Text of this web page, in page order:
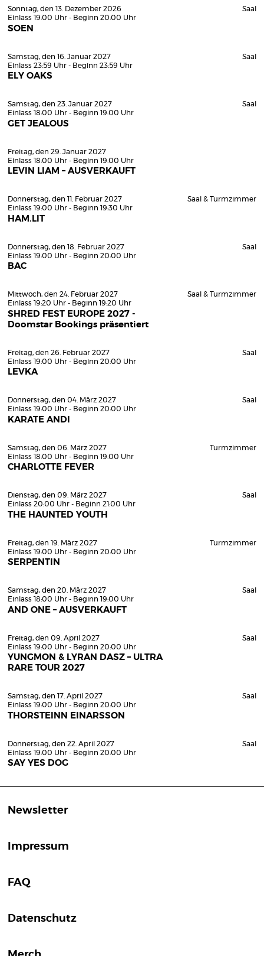
Sonntag, den 13. Dezember 2026
Einlass 19:00 Uhr - Beginn 20:00 Uhr
SOEN
Saal
Samstag, den 16. Januar 2027
Einlass 23:59 Uhr - Beginn 23:59 Uhr
ELY OAKS
Saal
Samstag, den 23. Januar 2027
Einlass 18:00 Uhr - Beginn 19:00 Uhr
GET JEALOUS
Saal
Freitag, den 29. Januar 2027
Einlass 18:00 Uhr - Beginn 19:00 Uhr
LEVIN LIAM – AUSVERKAUFT
Donnerstag, den 11. Februar 2027
Einlass 19:00 Uhr - Beginn 19:30 Uhr
HAM.LIT
Saal & Turmzimmer
Donnerstag, den 18. Februar 2027
Einlass 19:00 Uhr - Beginn 20:00 Uhr
BAC
Saal
Mittwoch, den 24. Februar 2027
Einlass 19:20 Uhr - Beginn 19:20 Uhr
SHRED FEST EUROPE 2027 -
Doomstar Bookings präsentiert
Saal & Turmzimmer
Freitag, den 26. Februar 2027
Einlass 19:00 Uhr - Beginn 20:00 Uhr
LEVKA
Saal
Donnerstag, den 04. März 2027
Einlass 19:00 Uhr - Beginn 20:00 Uhr
KARATE ANDI
Saal
Samstag, den 06. März 2027
Einlass 18:00 Uhr - Beginn 19:00 Uhr
CHARLOTTE FEVER
Turmzimmer
Dienstag, den 09. März 2027
Einlass 20:00 Uhr - Beginn 21:00 Uhr
THE HAUNTED YOUTH
Saal
Freitag, den 19. März 2027
Einlass 19:00 Uhr - Beginn 20:00 Uhr
SERPENTIN
Turmzimmer
Samstag, den 20. März 2027
Einlass 18:00 Uhr - Beginn 19:00 Uhr
AND ONE – AUSVERKAUFT
Saal
Freitag, den 09. April 2027
Einlass 19:00 Uhr - Beginn 20:00 Uhr
YUNGMON & LYRAN DASZ – ULTRA
RARE TOUR 2027
Saal
Samstag, den 17. April 2027
Einlass 19:00 Uhr - Beginn 20:00 Uhr
THORSTEINN EINARSSON
Saal
Donnerstag, den 22. April 2027
Einlass 19:00 Uhr - Beginn 20:00 Uhr
SAY YES DOG
Saal
Newsletter
Impressum
FAQ
Datenschutz